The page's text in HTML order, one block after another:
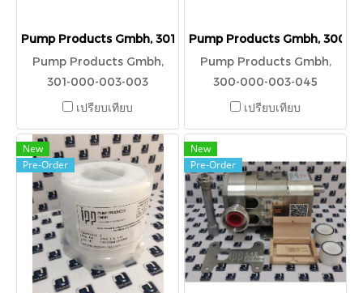
Pump Products Gmbh, 301-000-003-003
Pump Products Gmbh,
301-000-003-003
เปรียบเทียบ
Pump Products Gmbh, 300-
Pump Products Gmbh,
300-000-003-045
เปรียบเทียบ
New
Pre-Order
New
Pre-Order